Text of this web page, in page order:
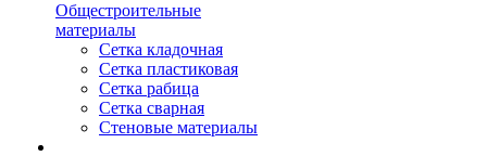
Общестроительные
материалы
Сетка кладочная
Сетка пластиковая
Сетка рабица
Сетка сварная
Стеновые материалы